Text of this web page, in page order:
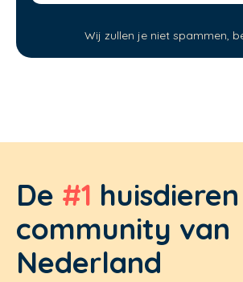
Wij zullen je niet spammen,
De #1 huisdieren
community van
Nederland